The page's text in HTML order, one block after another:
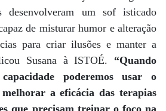
desenvolveram um sof isticado
de misturar humor e alteração
para criar ilusões e manter a
Susana à ISTOÉ. “Quando
capacidade poderemos usar o
a eficácia das terapias